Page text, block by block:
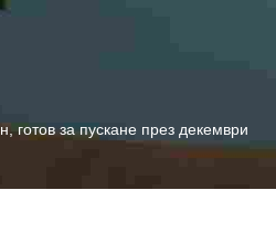
готов за пускане през декември